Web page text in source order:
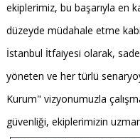
ekiplerimiz, bu başarıyla en
düzeyde müdahale etme
İstanbul İtfaiyesi olarak,
yöneten ve her türlü
Kurum" vizyonumuzla
güvenliği, ekiplerimizin